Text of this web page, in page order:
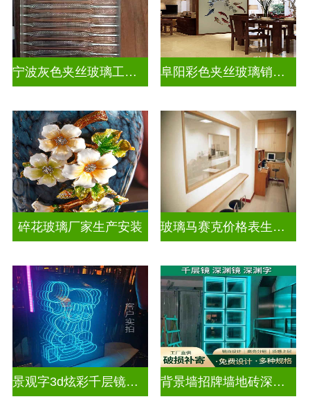
宁波灰色夹丝玻璃工厂招聘 阜阳彩色夹丝玻璃销售电话
碎花玻璃厂家生产安装 玻璃马赛克价格表生产电话
景观字3d炫彩千层镜深渊镜 背景墙招牌墙地砖深渊镜千层镜